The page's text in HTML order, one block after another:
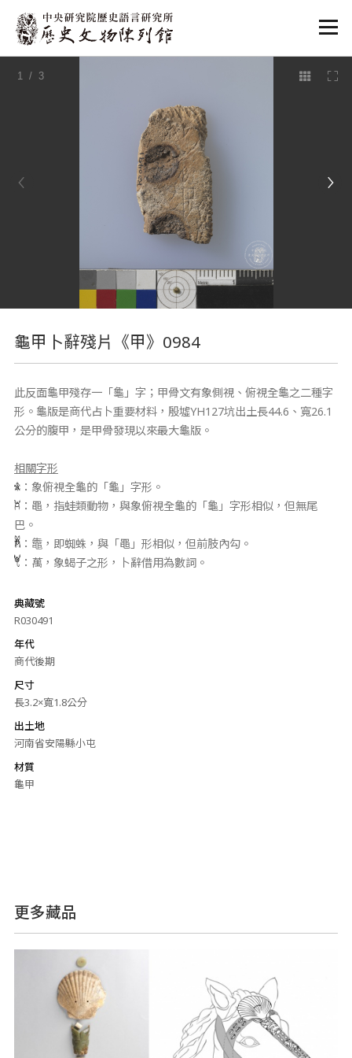
:::
1 / 3
龜甲卜辭殘片《甲》0984
此反面龜甲殘存一「龜」字；甲骨文有象側視、俯視全龜之二種字
形。龜版是商代占卜重要材料，殷墟YH127坑出土長44.6、寬26.1
公分的腹甲，是甲骨發現以來最大龜版。
相關字形
：象俯視全龜的「龜」字形。
：黽，指蛙類動物，與象俯視全龜的「龜」字形相似，但無尾
巴。
：鼄，即蜘蛛，與「黽」形相似，但前肢內勾。
：萬，象蝎子之形，卜辭借用為數詞。
典藏號
R030491
年代
商代後期
尺寸
長3.2×寬1.8公分
出土地
河南省安陽縣小屯
材質
龜甲
更多藏品